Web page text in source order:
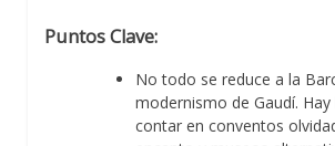
Puntos Clave:
No todo se reduce a la
modernismo de Gaudí.
contar en conventos